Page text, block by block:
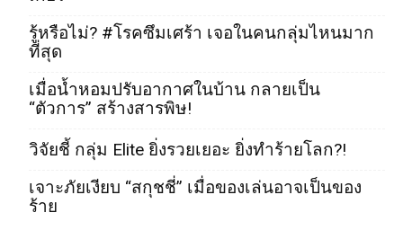
รู้หรือไม่? #โรคซึมเศร้า เจอในคนกลุ่มไหนมาก
ที่สุด
เมื่อน้ำหอมปรับอากาศในบ้าน กลายเป็น
“ตัวการ” สร้างสารพิษ!
วิจัยชี้ กลุ่ม Elite ยิ่งรวยเยอะ ยิ่งทำร้ายโลก?!
เจาะภัยเงียบ “สกุชชี่” เมื่อของเล่นอาจเป็นของ
ร้าย